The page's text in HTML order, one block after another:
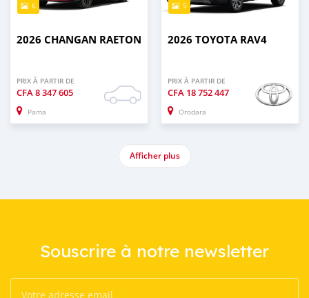
6
2026 CHANGAN RAETON
PRIX À PARTIR DE
CFA8 347 605
Pama
5
2026 TOYOTA RAV4
PRIX À PARTIR DE
CFA 18 752 447
Orodara
Afficher plus
Souscrire à notre newsletter